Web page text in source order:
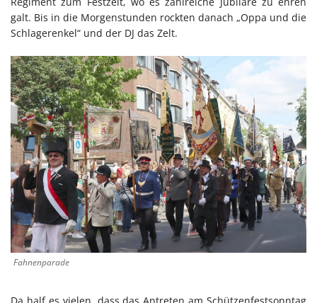
galt. Bis in die Morgenstunden rockten danach „Oppa und die
Schlagerenkel“ und der DJ das Zelt.
Fahnenparade